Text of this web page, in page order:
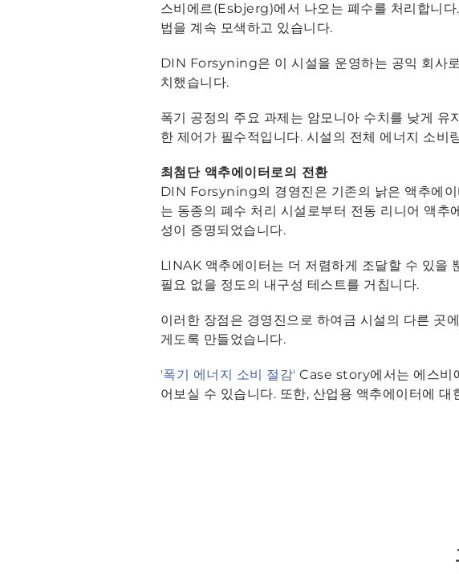
스비에르(Esbjerg)에서 나오는 폐수를 처리합니
법을 계속 모색하고 있습니다.
DIN Forsyning은 이 시설을 운영하는 공익 회사
치했습니다.
폭기 공정의 주요 과제는 암모니아 수치를 낮게
한 제어가 필수적입니다. 시설의 전체 에너지 소비
최첨단 액추에이터로의 전환
DIN Forsyning의 경영진은 기존의 낡은 액추에
는 동종의 폐수 처리 시설로부터 전동 리니어 액
성이 증명되었습니다.
LINAK 액추에이터는 더 저렴하게 조달할 수 있을
필요 없을 정도의 내구성 테스트를 거칩니다.
이러한 장점은 경영진으로 하여금 시설의 다른 곳
게도록 만들었습니다.
'폭기 에너지 소비 절감' Case story에서는 에스비
어보실 수 있습니다. 또한, 산업용 액추에이터에 대